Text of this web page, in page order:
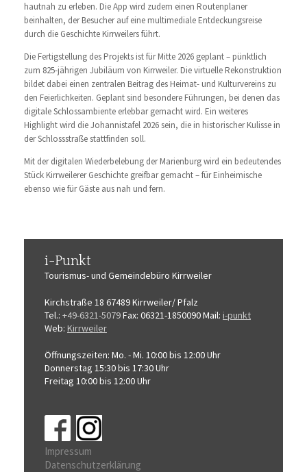
hautnah zu erleben. Die App wird zudem einen Routenplaner
beinhalten, der Besucher auf eine multimediale Entdeckungsreise
durch die Geschichte Kirrweilers führt.
Die Fertigstellung des Projekts ist für Mitte 2026 geplant – pünktlich
zum 825-jährigen Jubiläum von Kirrweiler. Die virtuelle Rekonstruktion
bildet dabei einen zentralen Beitrag des Heimat- und Kulturvereins zu
den Feierlichkeiten. Geplant sind besondere Führungen, bei denen das
digitale Schlossambiente erlebbar gemacht wird. Ein weiteres
Highlight wird die Johannistafel 2026 sein, die in historischer Kulisse in
der Schlossstraße stattfinden soll.
Mit der digitalen Wiederbelebung der Marienburg wird ein bedeutendes
Stück Kirrweilerer Geschichte greifbar gemacht – für Einheimische
ebenso wie für Gäste aus nah und fern.
i-Punkt
Tourismus-und Gemeindebüro Kirrweiler
Kirchstraße 18 67489 Kirrweiler/ Pfalz
Tel.: +49-6321-5079Fax: 06321-1850090Mail: i-punkt
Web: Kirrweiler
Öffnungszeiten: Mo. - Mi. 10:00 bis 12:00 Uhr
Donnerstag 15:30 bis 17:30 Uhr
Freitag 10:00 bis 12:00 Uhr
Impressum
Datenschutzerklärung